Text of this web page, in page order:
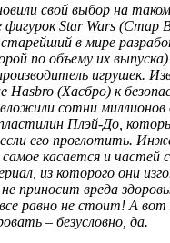
свой выбор на таком
фигурок Star Wars (Стар
в мире
по объему их
игрушек.
(Хасбро) к
сотни миллионов
Плэй-До,
его проглотить.
касается и частей
из которого они
приносит вреда
равно не стоит! А вот
– безусловно, да.